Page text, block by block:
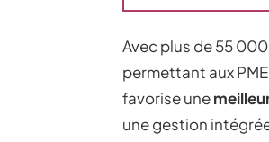
Avec plus de 55
permettant aux
favorise une
une gestion